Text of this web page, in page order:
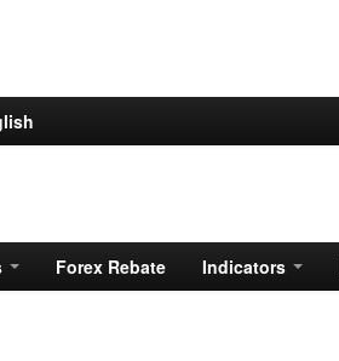
Forex Rebate Indicators